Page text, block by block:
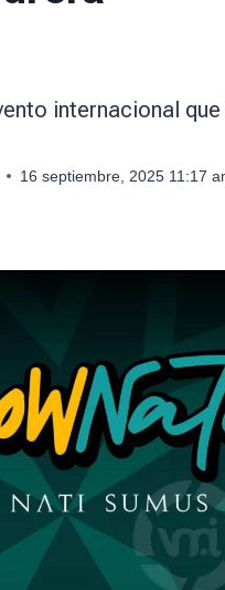
internacional
16 septiembre, 2025 11:17